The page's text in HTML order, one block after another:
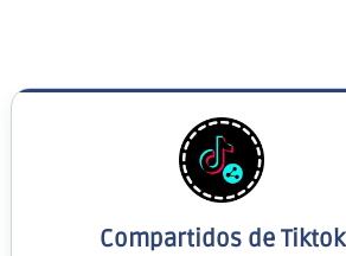
Compartidos de Tiktok